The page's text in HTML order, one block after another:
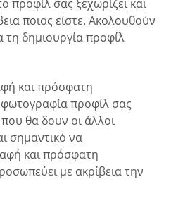
προφίλ σας ξεχωρίζει και
ποιος είστε. Ακολουθούν
τη δημιουργία προφίλ
και πρόσφατη
προφίλ σας
θα δουν οι άλλοι
σημαντικό να
και πρόσφατη
με ακρίβεια την